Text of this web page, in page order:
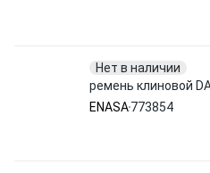
Нет в наличии
ремень клиновой
ENASA773854